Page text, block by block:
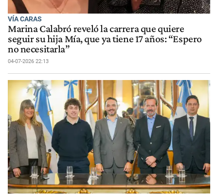
VÍA CARAS
Marina Calabró reveló la carrera que quiere
seguir su hija Mía, que ya tiene 17 años: “Espero
no necesitarla”
04-07-2026 22:13